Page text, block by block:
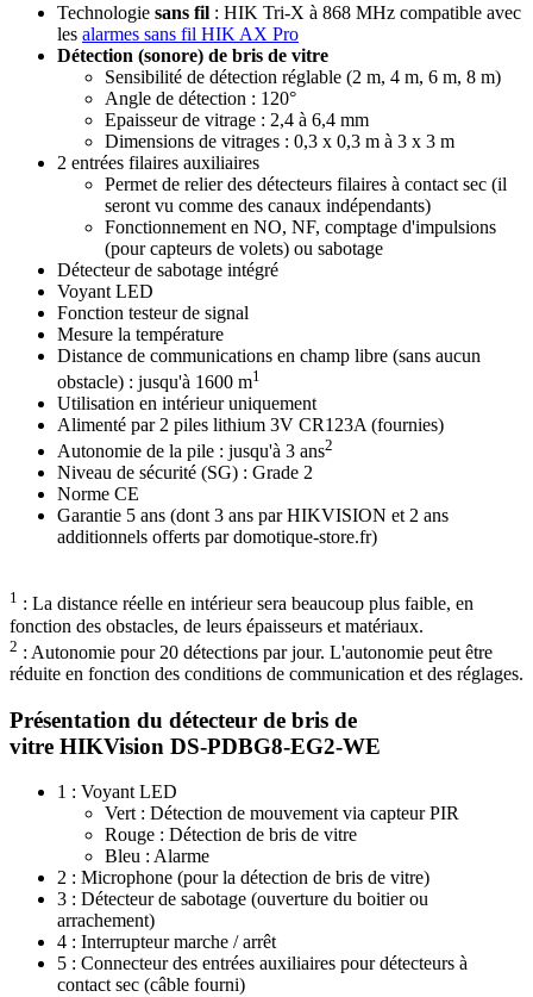
Technologie sans fil : HIK Tri-X à 868 MHz compatible avec
les alarmes sans fil HIK AX Pro
Détection (sonore) de bris de vitre
Sensibilité de détection réglable (2 m, 4 m, 6 m, 8 m)
Angle de détection : 120°
Epaisseur de vitrage : 2,4 à 6,4 mm
Dimensions de vitrages : 0,3 x 0,3 m à 3 x 3 m
2 entrées filaires auxiliaires
Permet de relier des détecteurs filaires à contact sec (il
seront vu comme des canaux indépendants)
Fonctionnement en NO, NF, comptage d'impulsions
(pour capteurs de volets) ou sabotage
Détecteur de sabotage intégré
Voyant LED
Fonction testeur de signal
Mesure la température
Distance de communications en champ libre (sans aucun
obstacle) : jusqu'à 1600 m1
Utilisation en intérieur uniquement
Alimenté par 2 piles lithium 3V CR123A (fournies)
Autonomie de la pile : jusqu'à 3 ans2
Niveau de sécurité (SG) : Grade 2
Norme CE
Garantie 5 ans (dont 3 ans par HIKVISION et 2 ans
additionnels offerts par domotique-store.fr)
1 : La distance réelle en intérieur sera beaucoup plus faible, en
fonction des obstacles, de leurs épaisseurs et matériaux.
2 : Autonomie pour 20 détections par jour. L'autonomie peut être
réduite en fonction des conditions de communication et des réglages.
Présentation du détecteur de bris de
vitre HIKVision DS-PDBG8-EG2-WE
1 : Voyant LED
Vert : Détection de mouvement via capteur PIR
Rouge : Détection de bris de vitre
Bleu : Alarme
2 : Microphone (pour la détection de bris de vitre)
3 : Détecteur de sabotage (ouverture du boitier ou
arrachement)
4 : Interrupteur marche / arrêt
5 : Connecteur des entrées auxiliaires pour détecteurs à
contact sec (câble fourni)